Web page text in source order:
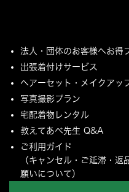
法人・団体のお客様へお得
出張着付けサービス
ヘアーセット・メイクアッ
写真撮影プラン
宅配着物レンタル
教えてあべ先生 Q&A
ご利用ガイド
（キャンセル・ご延滞・
願いについて）